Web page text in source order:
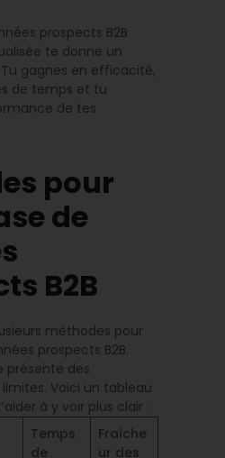
prospects B2B
te donne un
gagnes en efficacité,
de temps et tu
de tes
pour
de
B2B
méthodes pour
prospects B2B.
présente des
Voici un tableau
à y voir plus clair :
Temps
de
Fraîche
ur des